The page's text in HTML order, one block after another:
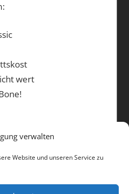
verwalten
Website und unseren Service zu
wert